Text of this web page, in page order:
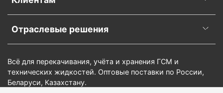
Отраслевые решения
Всё для перекачивания, учёта и хранения ГСМ и
технических жидкостей. Оптовые поставки по России,
Беларуси, Казахстану.